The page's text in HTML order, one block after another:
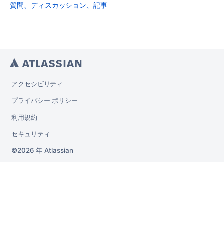
質問、ディスカッション、記事
アクセシビリティ
プライバシー ポリシー
利用規約
セキュリティ
2026 年 Atlassian